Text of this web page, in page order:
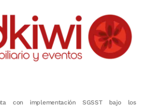
con implementación SGSST bajo los